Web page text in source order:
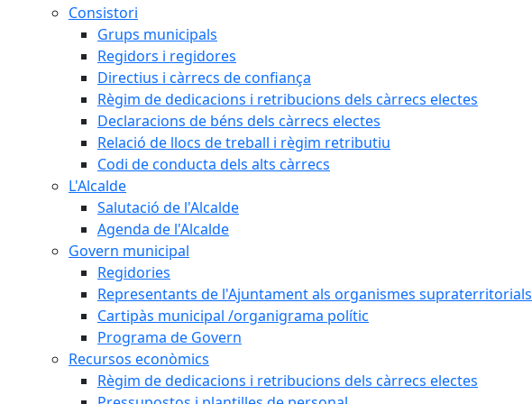
Consistori
Grups municipals
Regidors i regidores
Directius i càrrecs de confiança
Règim de dedicacions i retribucions dels càrrecs electes
Declaracions de béns dels càrrecs electes
Relació de llocs de treball i règim retributiu
Codi de conducta dels alts càrrecs
L'Alcalde
Salutació de l'Alcalde
Agenda de l'Alcalde
Govern municipal
Regidories
Representants de l'Ajuntament als organismes supraterritorials
Cartipàs municipal /organigrama polític
Programa de Govern
Recursos econòmics
Règim de dedicacions i retribucions dels càrrecs electes